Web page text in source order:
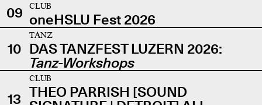
09
CLUB
oneHSLU Fest 2026
10
TANZ
DAS TANZFEST LUZERN 2026:
Tanz-Workshops
13
CLUB
THEO PARRISH [SOUND